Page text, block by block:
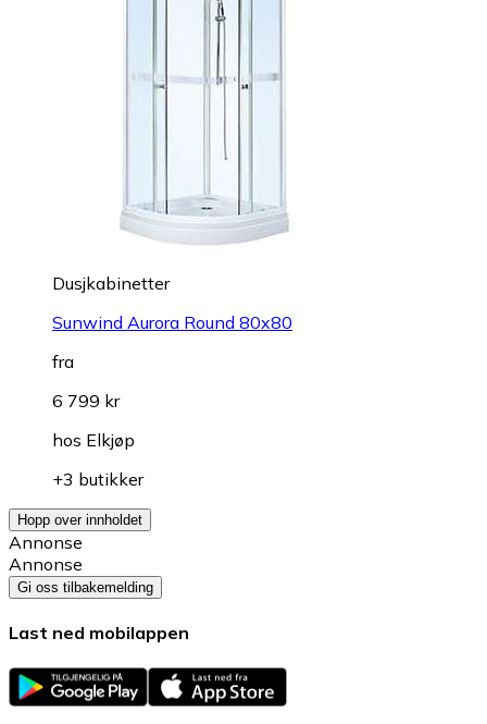
Dusjkabinetter
Sunwind Aurora Round 80x80
fra
6 799 kr
hos Elkjøp
+3 butikker
Hopp over innholdet
Annonse
Annonse
Gi oss tilbakemelding
Last ned mobilappen